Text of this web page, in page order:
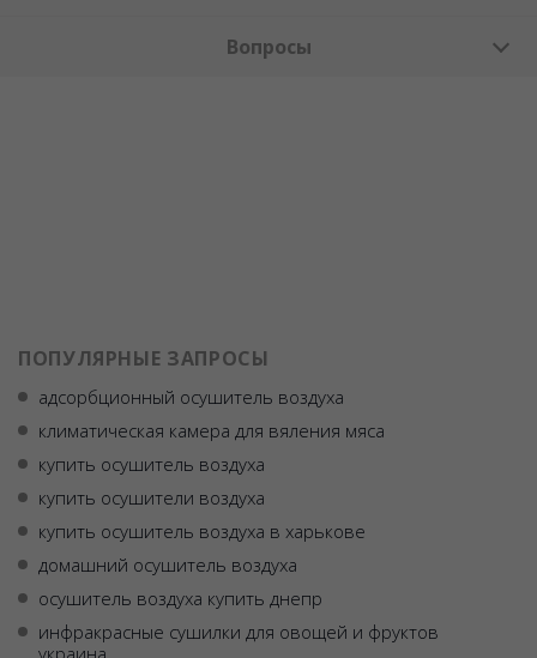
Вопросы
ПОПУЛЯРНЫЕ ЗАПРОСЫ
адсорбционный осушитель воздуха
климатическая камера для вяления мяса
купить осушитель воздуха
купить осушители воздуха
купить осушитель воздуха в харькове
домашний осушитель воздуха
осушитель воздуха купить днепр
инфракрасные сушилки для овощей и фруктов
украина